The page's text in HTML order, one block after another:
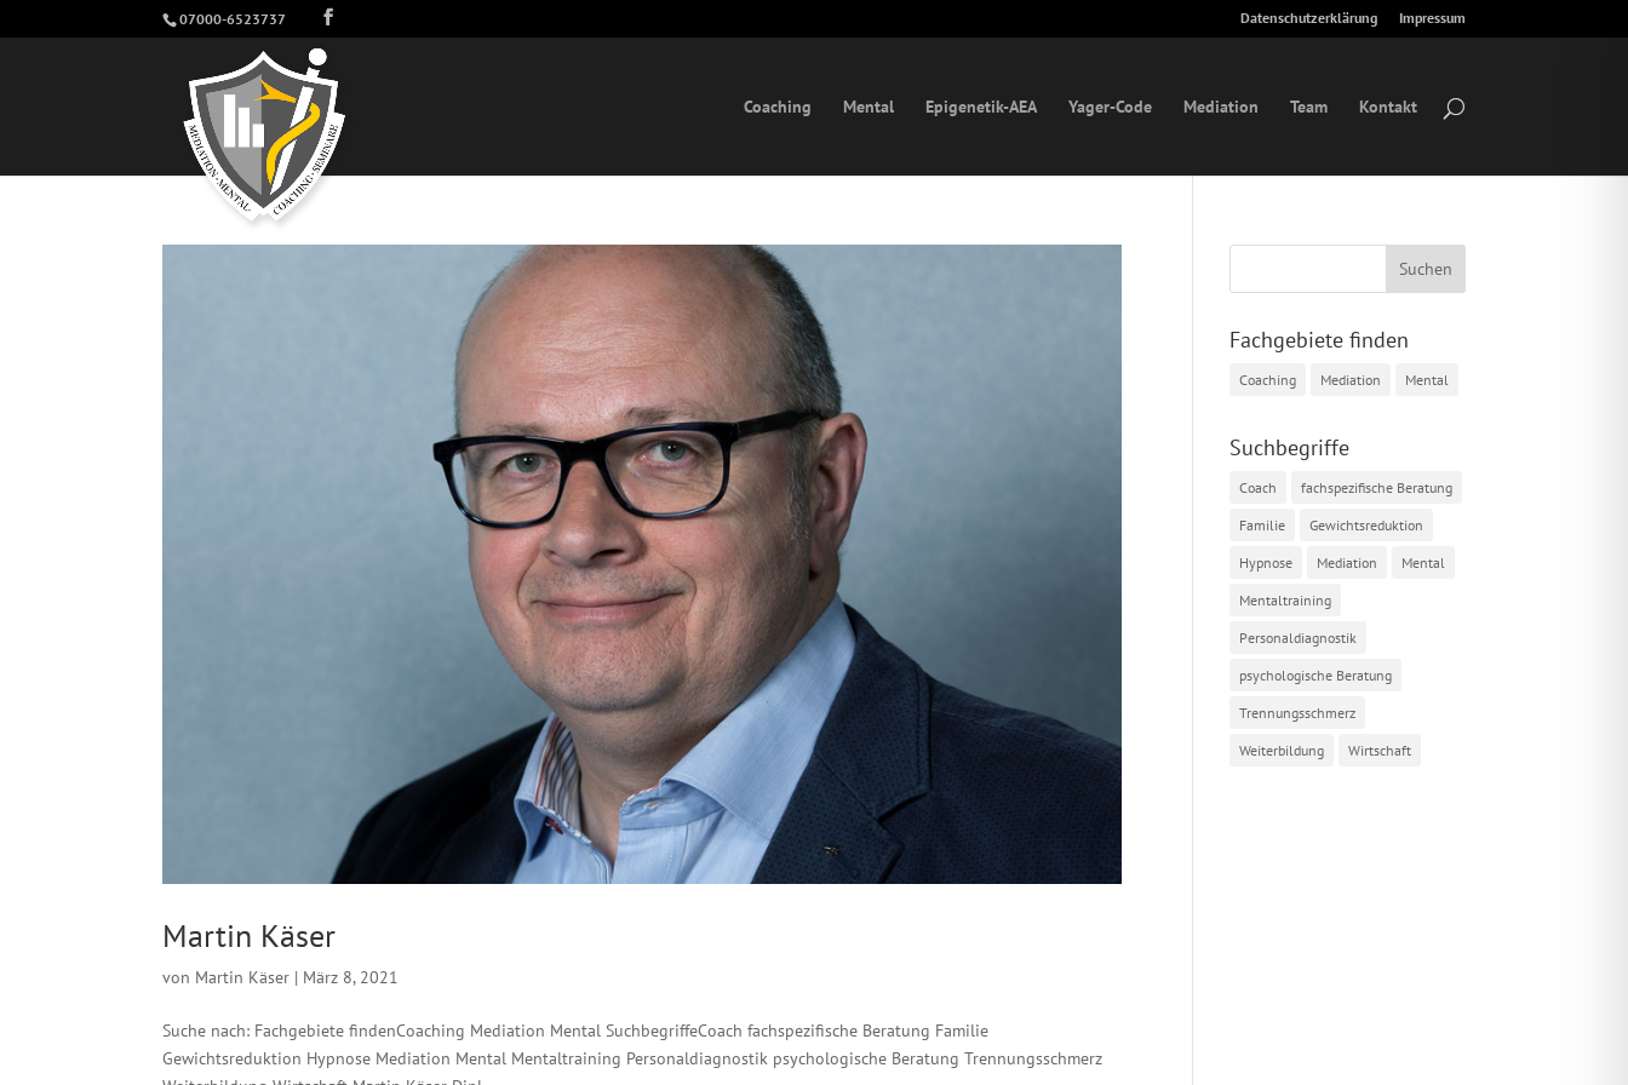
07000-6523737 Datenschutzerklärung Impressum
Coaching Mental Epigenetik-AEA Yager-Code Mediation Team Kontakt
Martin Käser
von Martin Käser | März 8, 2021
Suche nach: Fachgebiete findenCoaching Mediation Mental SuchbegriffeCoach fachspezifische Beratung Familie
Gewichtsreduktion Hypnose Mediation Mental Mentaltraining Personaldiagnostik psychologische Beratung Trennungsschmerz
Fachgebiete finden
Coaching Mediation Mental
Suchbegriffe
Coach fachspezifische Beratung
Familie Gewichtsreduktion
Hypnose Mediation Mental
Mentaltraining
Personaldiagnostik
psychologische Beratung
Trennungsschmerz
Weiterbildung Wirtschaft